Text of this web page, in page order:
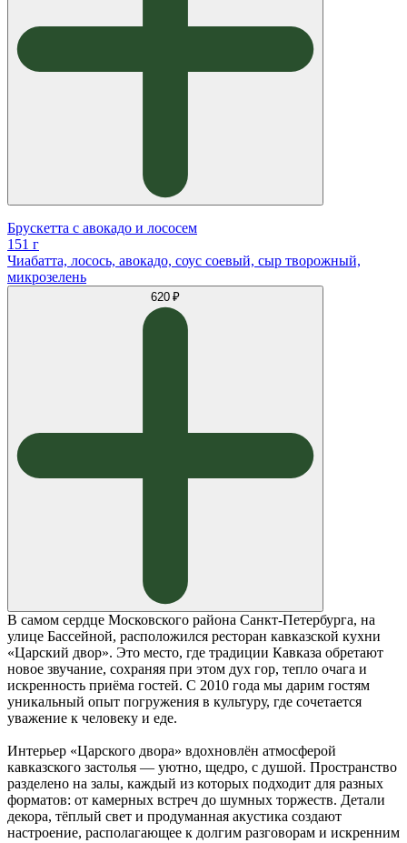
Брускетта с авокадо и лососем
151 г
Чиабатта, лосось, авокадо, соус соевый, сыр творожный,
микрозелень
620 ₽
В самом сердце Московского района Санкт-Петербурга, на
улице Бассейной, расположился ресторан кавказской кухни
«Царский двор». Это место, где традиции Кавказа обретают
новое звучание, сохраняя при этом дух гор, тепло очага и
искренность приёма гостей. С 2010 года мы дарим гостям
уникальный опыт погружения в культуру, где сочетается
уважение к человеку и еде.
Интерьер «Царского двора» вдохновлён атмосферой
кавказского застолья — уютно, щедро, с душой. Пространство
разделено на залы, каждый из которых подходит для разных
форматов: от камерных встреч до шумных торжеств. Детали
декора, тёплый свет и продуманная акустика создают
настроение, располагающее к долгим разговорам и искренним